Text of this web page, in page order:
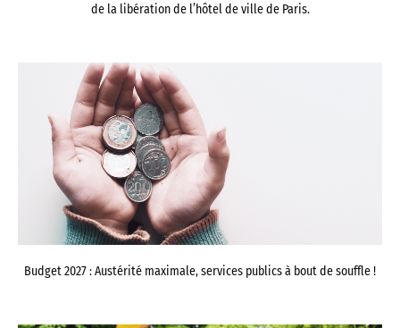
de la libération de l’hôtel de ville de Paris.
Budget 2027 : Austérité maximale, services publics à bout de souffle !